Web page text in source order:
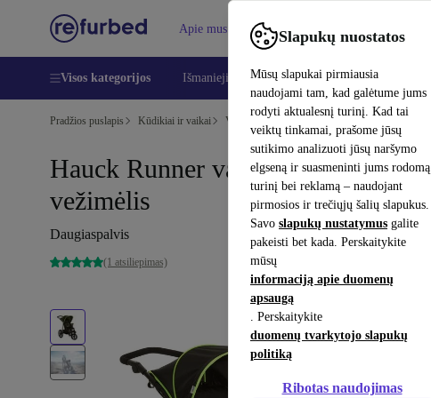
Slapukų nuostatos
Mūsų slapukai pirmiausia
naudojami tam, kad galėtume jums
rodyti aktualesnį turinį. Kad tai
veiktų tinkamai, prašome jūsų
sutikimo analizuoti jūsų naršymo
elgseną ir suasmeninti jums rodomą
turinį bei reklamą – naudojant
pirmosios ir trečiųjų šalių slapukus.
Savo slapukų nustatymus galite
pakeisti bet kada. Perskaitykite
mūsų
informaciją apie duomenų
apsaugą
. Perskaitykite
duomenų tvarkytojo slapukų
politiką
Ribotas naudojimas
Apie mus Pagalba
Visos kategorijos Išmanieji telefonai Nešiojamieji kompiuteriai
Pradžios puslapis Kūdikiai ir vaikai Vežimėliai ir bugiai Bugiai
Hauck Runner vaikiškas
vežimėlis
Daugiaspalvis
(1 atsiliepimas)